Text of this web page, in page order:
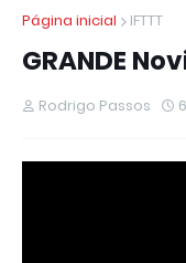
outros
Página inicial IFTTT
GRANDE
Rodrigo Passos